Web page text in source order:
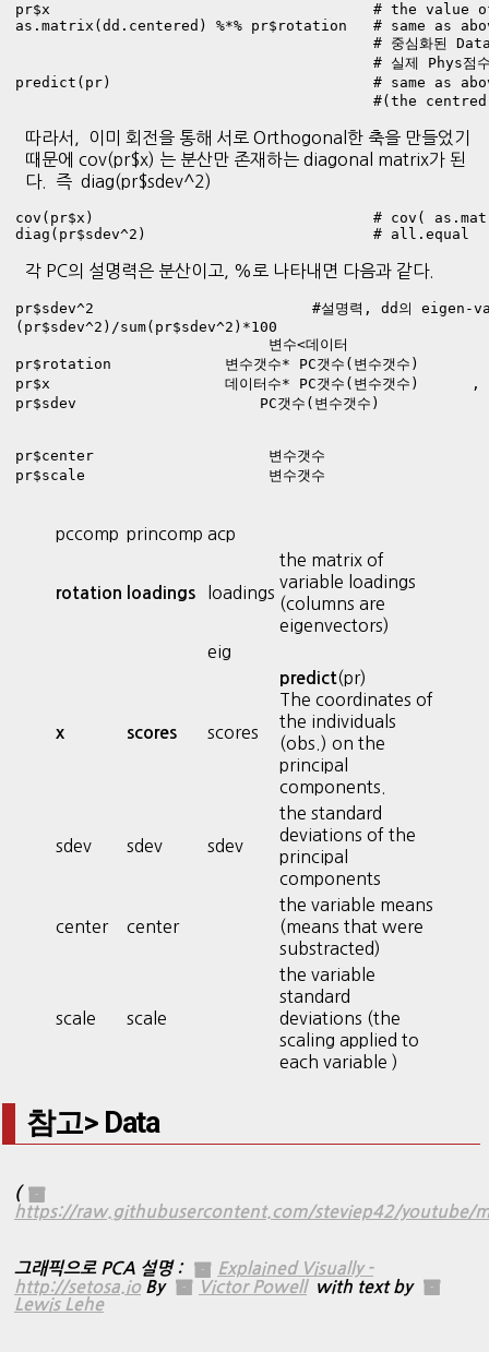
pr$x                                     # the value of
as.matrix(dd.centered) %*% pr$rotation   # same as
# 중심화된 Data
# 실제
predict(pr)                              # same as
#(the
따라서, 이미 회전을 통해 서로 Orthogonal한 축을 만들었기
때문에 cov(pr$x) 는 분산만 존재하는 diagonal matrix가 된
다. 즉 diag(pr$sdev^2)
cov(pr$x)                                # cov(
diag(pr$sdev^2)                          # all.equal
각 PC의 설명력은 분산이고, %로 나타내면 다음과 같다.
pr$sdev^2                         #설명력, dd의 eigen-
(pr$sdev^2)/sum(pr$sdev^2)*100
변수<데이터
pr$rotation             변수갯수* PC갯수(변수갯수)        변
pr$x                    데이터수* PC갯수(변수갯수)      , 데
pr$sdev                     PC갯수(변수갯
pr$center                    변수갯수
pr$scale                     변수갯수
pccomp princomp acp
rotation loadings loadings
the matrix of
variable loadings
(columns are
eigenvectors)
eig
x scores scores
predict(pr)
The coordinates of
the individuals
(obs.) on the
principal
components.
sdev sdev sdev
the standard
deviations of the
principal
components
center center
the variable means
(means that were
substracted)
scale scale
the variable
standard
deviations (the
scaling applied to
each variable )
참고> Data
(
https://raw.githubusercontent.com/steviep42/youtube/
그래픽으로 PCA 설명 :
Explained Visually -
http://setosa.ioBy Victor Powellwith text by
Lewis Lehe